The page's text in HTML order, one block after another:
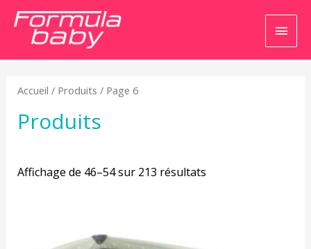
Accueil / Produits / Page 6
Produits
Affichage de 46–54 sur 213 résultats